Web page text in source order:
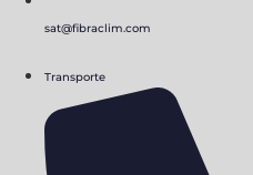
sat@fibraclim.com
Transporte